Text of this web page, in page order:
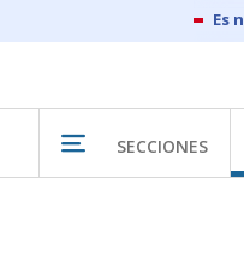
SECCIONES